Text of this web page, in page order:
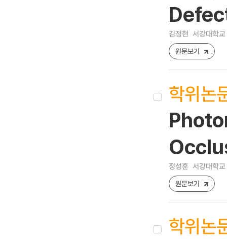
김정현 서강대학
원문보기
학위논
정성훈 서강대학
원문보기
학위논